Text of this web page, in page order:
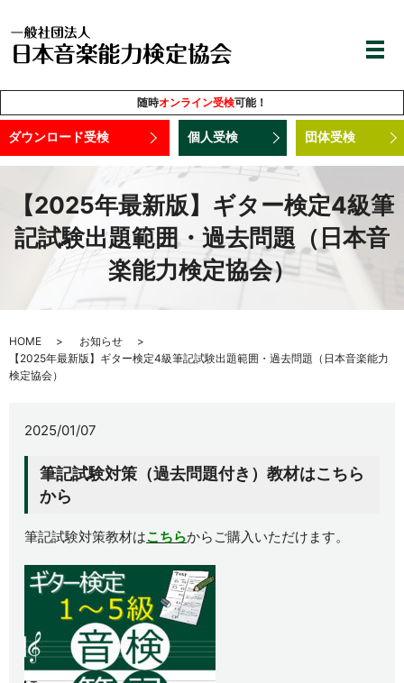
随時オンライン受検可能！
ダウンロード受検 個人受検 団体受検
【2025年最新版】ギター検定4級筆
記試験出題範囲・過去問題（日本音
楽能力検定協会）
HOME
お知らせ
【2025年最新版】ギター検定4級筆記試験出題範囲・過去問題（日本音楽能力
検定協会）
2025/01/07
筆記試験対策（過去問題付き）教材はこちら
から
筆記試験対策教材はこちらからご購入いただけます。